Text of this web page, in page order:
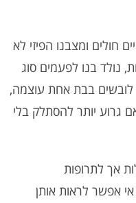
חולים ומצבנו הפיזי לא
נולד בנו לפעמים סוג
לובשים בבת אחת עוצמה,
גרוע יותר להסתלק בלי
אך לתרופות
אי אפשר לראות אותן